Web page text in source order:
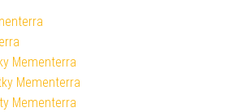
Mementerra
Mementerra
Mementerra